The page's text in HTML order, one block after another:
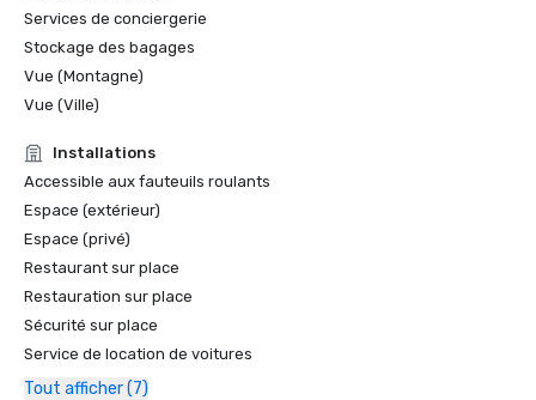
Services de conciergerie
Stockage des bagages
Vue (Montagne)
Vue (Ville)
Installations
Accessible aux fauteuils roulants
Espace (extérieur)
Espace (privé)
Restaurant sur place
Restauration sur place
Sécurité sur place
Service de location de voitures
Tout afficher (7)